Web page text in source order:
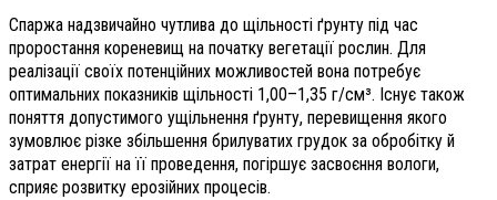
Спаржа надзвичайно чутлива до щільності ґрунту під час
проростання кореневищ на початку вегетації рослин. Для
реалізації своїх потенційних можливостей вона потребує
оптимальних показників щільності 1,00–1,35 г/см³. Існує також
поняття допустимого ущільнення ґрунту, перевищення якого
зумовлює різке збільшення брилуватих грудок за обробітку й
затрат енергії на її проведення, погіршує засвоєння вологи,
сприяє розвитку ерозійних процесів.